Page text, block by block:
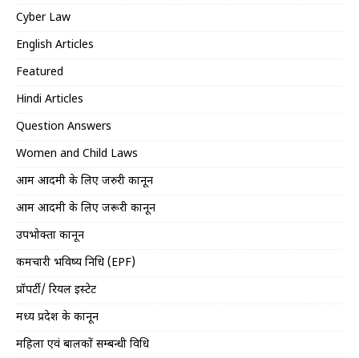
Cyber Law
English Articles
Featured
Hindi Articles
Question Answers
Women and Child Laws
आम आदमी के लिए जरुरी कानून
आम आदमी के लिए जरूरी कानून
उपभोक्ता कानून
कर्मचारी भविष्य निधि (EPF)
प्रॉपर्टी/ रियल इस्टेट
मध्य प्रदेश के कानून
महिला एवं बालकों सम्बन्धी विधि